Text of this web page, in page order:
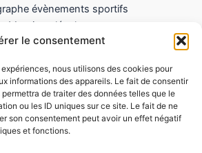
le consentement
nous utilisons des cookies pour
informations des appareils. Le fait de consentir
de traiter des données telles que le
ou les ID uniques sur ce site. Le fait de ne
son consentement peut avoir un effet négatif
et fonctions.
évènements sportifs
Mentions légales
Téléchargements
de cookies (UE)